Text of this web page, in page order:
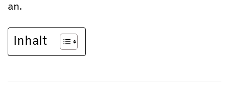
an.
Inhalt